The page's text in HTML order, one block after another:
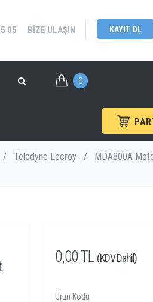
05 BIZE ULAŞIN KAYIT OL
0
/ Teledyne Lecroy / MDA800A
0,00 TL (KDV Dahil)
Ürün Kodu